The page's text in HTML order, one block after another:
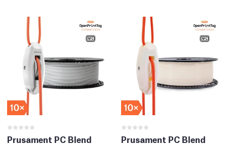
Prusament PC Blend
Prusament PC Blend